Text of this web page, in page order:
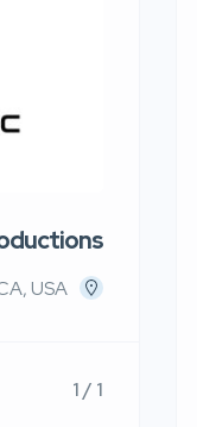
USA
1 / 1